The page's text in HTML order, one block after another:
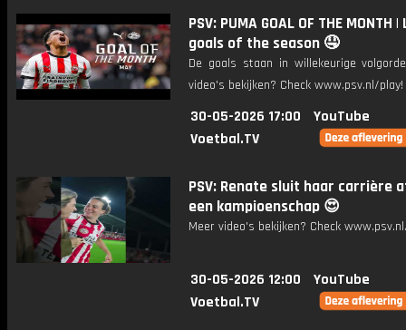
PSV: PUMA GOAL OF THE MONTH
goals of the season 🤤
De goals staan in willekeurige
video's bekijken? Check www.psv.nl/
30-05-2026 17:00
YouTube
Voetbal.TV
PSV: Renate sluit haar carrière
een kampioenschap 😍
Meer video's bekijken? Check
30-05-2026 12:00
YouTube
Voetbal.TV